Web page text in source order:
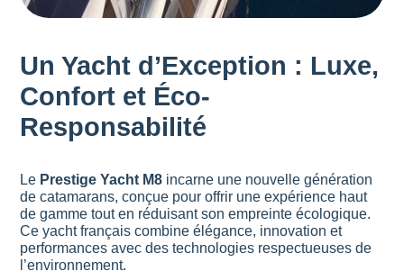
Un Yacht d’Exception : Luxe,
Confort et Éco-
Responsabilité
Le Prestige Yacht M8 incarne une nouvelle génération
de catamarans, conçue pour offrir une expérience haut
de gamme tout en réduisant son empreinte écologique.
Ce yacht français combine élégance, innovation et
performances avec des technologies respectueuses de
l’environnement.